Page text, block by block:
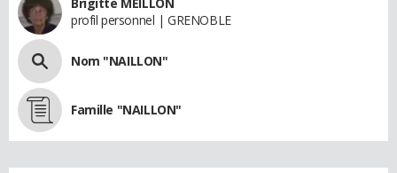
Brigitte MEILLON
profil personnel | GRENOBLE
Nom "NAILLON"
Famille "NAILLON"